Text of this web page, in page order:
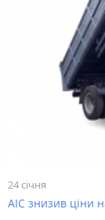
24 січня
АІС знизив ціни